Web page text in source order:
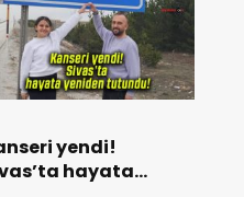
yendi!
hayata